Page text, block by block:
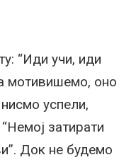
“Иди учи, иди
мотивишемо, оно
успели,
затирати
Док не будемо